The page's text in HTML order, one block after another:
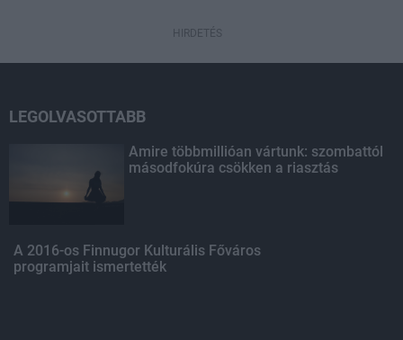
HIRDETÉS
LEGOLVASOTTABB
Amire többmillióan vártunk: szombattól
másodfokúra csökken a riasztás
A 2016-os Finnugor Kulturális Főváros
programjait ismertették